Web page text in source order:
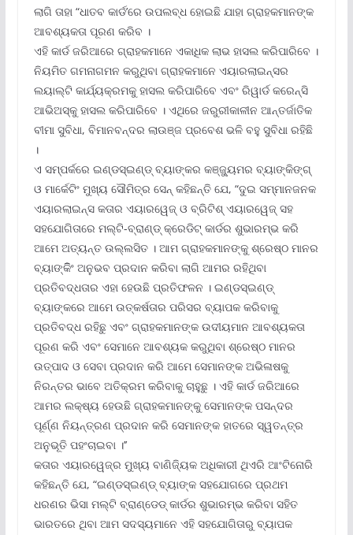
ଲାଗି ତାହା “ଧାତବ କାର୍ଡ’ରେ ଉପଲବ୍ଧ ହୋଇଛି ଯାହା ଗ୍ରାହକମାନଙ୍କ
ଆବଶ୍ୟକତା ପୂରଣ କରିବ ।
ଏହି କାର୍ଡ ଜରିଆରେ ଗ୍ରାହକମାନେ ଏକାଧିକ ଲାଭ ହାସଲ କରିପାରିବେ ।
ନିୟମିତ ଗମନାଗମନ କରୁଥିବା ଗ୍ରାହକମାନେ ଏୟାରଲାଇନ୍ସର
ଲୟାଲ୍‌ଟି କାର୍ଯ୍ୟକ୍ରମକୁ ହାସଲ କରିପାରିବେ ଏବଂ ରିୱାର୍ଡ କରେନ୍ସି
ଆଭିଅସ୍‌କୁ ହାସଲ କରିପାରିବେ । ଏଥିରେ ଜରୁରୀକାଳୀନ ଆନ୍ତର୍ଜାତିକ
ବୀମା ସୁବିଧା, ବିମାନବନ୍ଦର ଲାଉଞ୍ଜ ପ୍ରବେଶ ଭଳି ବହୁ ସୁବିଧା ରହିଛି
।
ଏ ସମ୍ପର୍କରେ ଇଣ୍ଡସ୍‌ଇଣ୍ଡ୍ ବ୍ୟାଙ୍କର କଞ୍ଜ୍ୟୁମର ବ୍ୟାଙ୍କିଙ୍ଗ୍
ଓ ମାର୍କେଟିଂ ମୁଖ୍ୟ ସୌମିତ୍ର ସେନ୍ କହିଛନ୍ତି ଯେ, “ଦୁଇ ସମ୍ମାନଜନକ
ଏୟାରଲାଇନ୍ସ କତାର ଏୟାରୱେଜ୍ ଓ ବ୍ରିଟିଶ୍ ଏୟାରୱେଜ୍ ସହ
ସହଯୋଗିତାରେ ମଲ୍‌ଟି-ବ୍ରାଣ୍ଡ୍ କ୍ରେଡିଟ୍ କାର୍ଡର ଶୁଭାରମ୍ଭ କରି
ଆମେ ଅତ୍ୟନ୍ତ ଉଲ୍ଲସିତ । ଆମ ଗ୍ରାହକମାନଙ୍କୁ ଶ୍ରେଷ୍ଠ ମାନର
ବ୍ୟାଙ୍କିିଂ ଅନୁଭବ ପ୍ରଦାନ କରିବା ଲାଗି ଆମର ରହିଥିବା
ପ୍ରତିବଦ୍ଧତାର ଏହା ହେଉଛି ପ୍ରତିଫଳନ । ଇଣ୍ଡସ୍‌ଇଣ୍ଡ୍
ବ୍ୟାଙ୍କରେ ଆମେ ଉତ୍କର୍ଷତାର ପରିସର ବ୍ୟାପକ କରିବାକୁ
ପ୍ରତିବଦ୍ଧ ରହିଛୁ ଏବଂ ଗ୍ରାହକମାନଙ୍କ ଉଦୀୟମାନ ଆବଶ୍ୟକତା
ପୂରଣ କରି ଏବଂ ସେମାନେ ଆବଶ୍ୟକ କରୁଥିବା ଶ୍ରେଷ୍ଠ ମାନର
ଉତ୍ପାଦ ଓ ସେବା ପ୍ରଦାନ କରି ଆମେ ସେମାନଙ୍କ ଅଭିଳାଷକୁ
ନିରନ୍ତର ଭାବେ ଅତିକ୍ରମ କରିବାକୁ ଚାହୁଛୁ । ଏହି କାର୍ଡ ଜରିଆରେ
ଆମର ଲକ୍ଷ୍ୟ ହେଉଛି ଗ୍ରାହକମାନଙ୍କୁ ସେମାନଙ୍କ ପସନ୍ଦର
ପୂର୍ଣ୍ଣ ନିୟନ୍ତ୍ରଣ ପ୍ରଦାନ କରି ସେମାନଙ୍କ ହାତରେ ସ୍ୱତନ୍ତ୍ର
ଅନୁଭୂତି ପହଂଚାଇବା ।’’
କତାର ଏୟାରୱେଜ୍‌ର ମୁଖ୍ୟ ବାଣିଜ୍ୟିକ ଅଧିକାରୀ ଥିଏରି ଆଂଟିନୋରି
କହିଛନ୍ତି ଯେ, “ଇଣ୍ଡସ୍‌ଇଣ୍ଡ୍ ବ୍ୟାଙ୍କ ସହଯୋଗରେ ପ୍ରଥମ
ଧରଣର ଭିସା ମଲ୍‌ଟି ବ୍ରାଣ୍ଡେଡ୍ କାର୍ଡର ଶୁଭାରମ୍ଭ କରିବା ସହିତ
ଭାରତରେ ଥିବା ଆମ ସଦସ୍ୟମାନେ ଏହି ସହଯୋଗିତାରୁ ବ୍ୟାପକ